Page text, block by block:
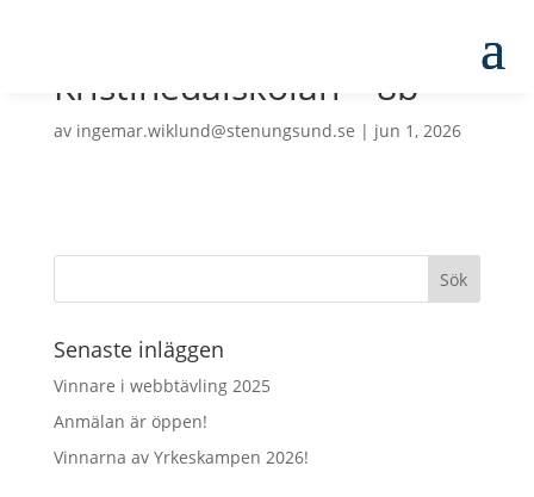
Kristinedalskolan – 8b
av ingemar.wiklund@stenungsund.se | jun 1, 2026
Senaste inläggen
Vinnare i webbtävling 2025
Anmälan är öppen!
Vinnarna av Yrkeskampen 2026!